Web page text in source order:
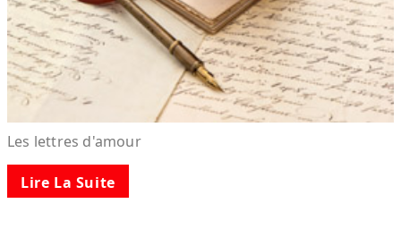
Les lettres d'amour
Lire La Suite